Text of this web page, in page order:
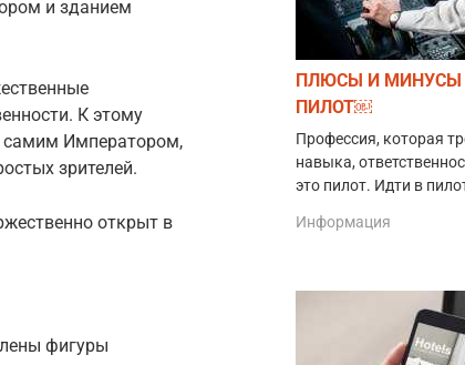
и зданием
К этому
самим Императором,
зрителей.
открыт в
фигуры
ПЛЮСЫ И МИНУСЫ
ПИЛОТ￼
Профессия, которая
навыка,
это пилот. Идти в
Информация